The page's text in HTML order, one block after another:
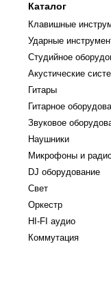
Каталог
Клавишные
Ударные
Студийное
Акустические
Гитары
Гитарное
Звуковое
Наушники
Микрофоны и
DJ оборудование
Свет
Оркестр
HI-FI аудио
Коммутация